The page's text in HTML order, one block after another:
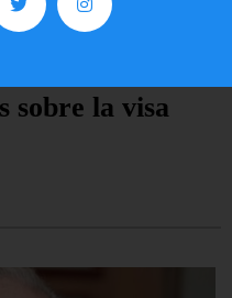
sobre la visa